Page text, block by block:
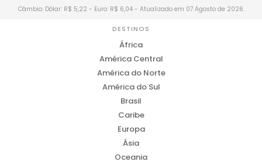
Câmbio: Dólar: R$ 5,22 - Euro: R$ 6,04 - Atualizado em 07 Agosto de 2026.
DESTINOS
África
América Central
América do Norte
América do Sul
Brasil
Caribe
Europa
Ásia
Oceania